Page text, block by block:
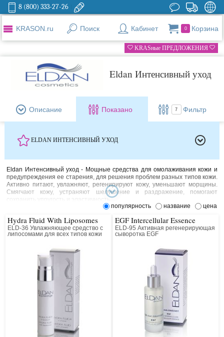
8 (800) 333-27-26
KRASON.ru Поиск Кабинет 0 Корзина
KRASные ПРЕДЛОЖЕНИЯ
Eldan Интенсивный уход
Описание Показано 7 Фильтр
ELDAN ИНТЕНСИВНЫЙ УХОД
Eldan Интенсивный уход - Мощные средства для омолаживания кожи и
предупреждения ее старения, для решения проблем разных типов кожи.
Активно питают, увлажняют, регенирируют кожу, уменьшают морщины.
Смягчают кожу, устраняют шелушение и раздражение, помогают
сохранить упругость и эластичность.
популярность
название цена
Hydra Fluid With Liposomes
ELD-36 Увлажняющее средство с
липосомами для всех типов кожи
EGF Intercellular Essence
ELD-95 Активная регенерирующая
сыворотка EGF